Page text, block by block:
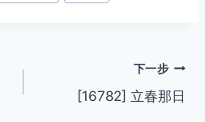
下一步
[16782] 立春那日